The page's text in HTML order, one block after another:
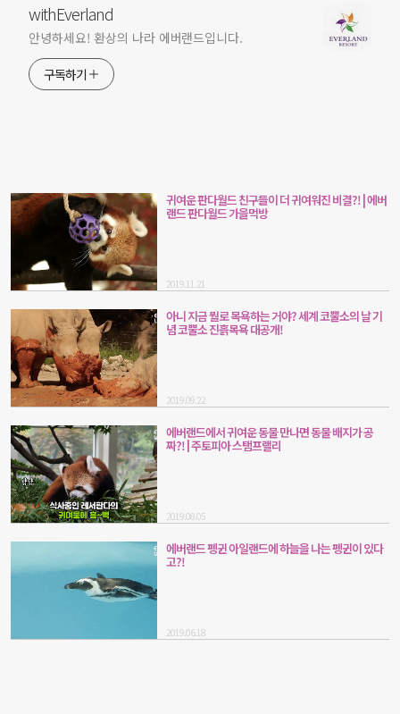
withEverland
안녕하세요! 환상의 나라 에버랜드입니다.
구독하기
귀여운 판다월드 친구들이 더 귀여워진 비결?! | 에버
랜드 판다월드 가을먹방
2019.11.21
아니 지금 뭘로 목욕하는 거야? 세계 코뿔소의 날 기
념 코뿔소 진흙목욕 대공개!
2019.09.22
에버랜드에서 귀여운 동물 만나면 동물 배지가 공
짜?! | 주토피아 스탬프랠리
2019.08.05
에버랜드 펭귄 아일랜드에 하늘을 나는 펭귄이 있다
고?!
2019.06.18